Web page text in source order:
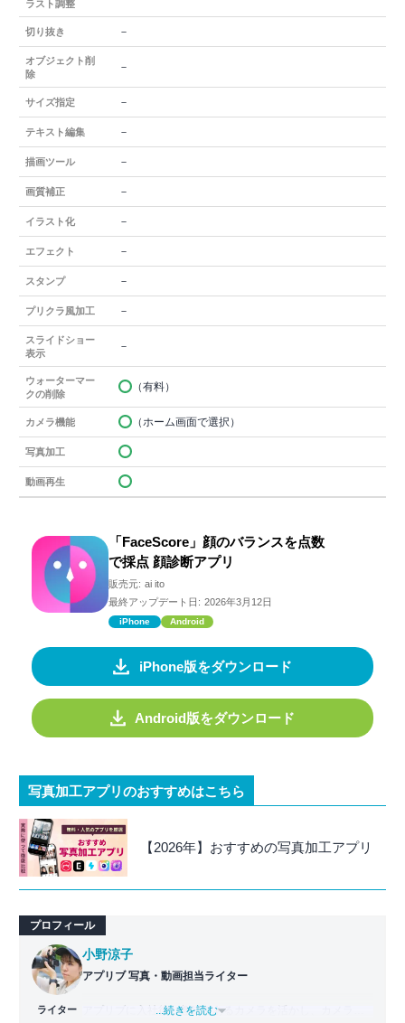
ラスト調整
切り抜き －
オブジェクト削
除
－
サイズ指定 －
テキスト編集 －
描画ツール －
画質補正 －
イラスト化 －
エフェクト －
スタンプ －
プリクラ風加工 －
スライドショー
表示
－
ウォーターマー
クの削除
（有料）
カメラ機能 （ホーム画面で選択）
写真加工
動画再生
「FaceScore」顔のバランスを点数
で採点 顔診断アプリ
販売元: ai ito
最終アップデート日: 2026年3月12日
iPhone Android
iPhone版をダウンロード
Android版をダウンロード
写真加工アプリのおすすめはこちら
【2026年】おすすめの写真加工アプリ
プロフィール
ライター
小野涼子
アプリブ 写真・動画担当ライター
アプリブに入社後、趣味であるカメラを活かし、カメラや
...続きを読む